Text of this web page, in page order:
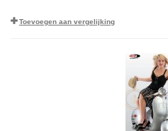
Toevoegen aan vergelijking